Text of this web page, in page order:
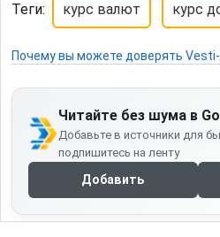
Теги: курс валют курс
Почему вы можете доверять
Читайте без шума в
Добавьте в источники для
подпишитесь на ленту
Добавить